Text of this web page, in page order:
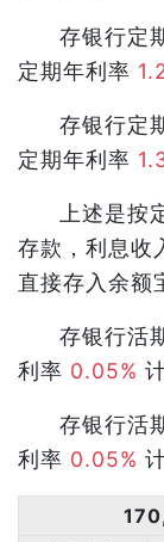
存银行定
定期年利率
存银行定
定期年利率
上述是按
存款，利息收
直接存入余额
存银行活
利率 0.05%
存银行活
利率 0.05%